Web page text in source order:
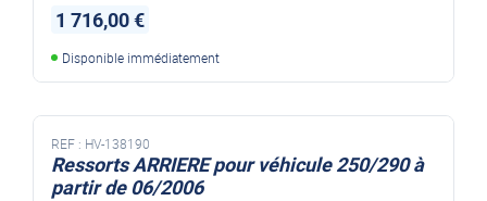
1 716,00 €
Disponible immédiatement
REF : HV-138190
Ressorts ARRIERE pour véhicule 250/290 à
partir de 06/2006